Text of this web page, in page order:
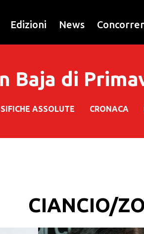
Edizioni News
Baja di
ASSOLUTE CRONACA
CIANCIO/